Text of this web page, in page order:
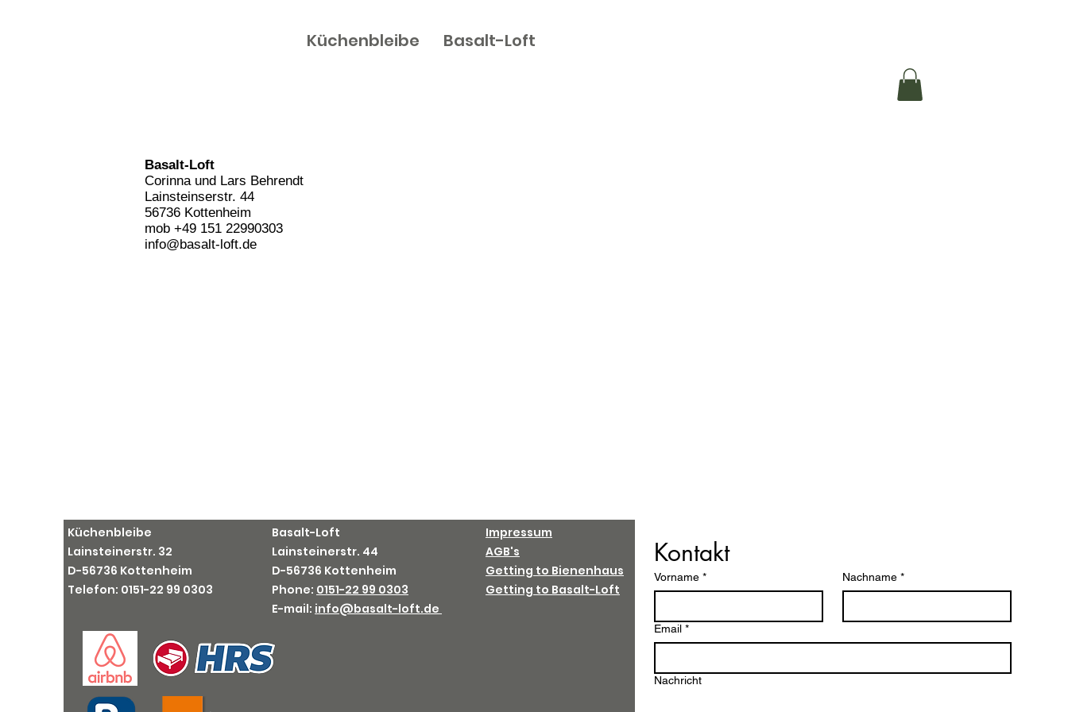
Küchenbleibe Basalt-Loft
Basalt-Loft
Corinna und Lars Behrendt
Lainsteinserstr. 44
56736 Kottenheim
mob +49 151 22990303
info@basalt-loft.de
Basalt-Loft
Lainsteinerstr. 44
D-56736 Kottenheim
Phone: 0151-22 99 0303
E-mail: info@basalt-loft.de
Küchenbleibe
Lainsteinerstr. 32
D-56736 Kottenheim
Telefon: 0151-22 99 0303
Impressum
AGB's
Getting to Bienenhaus
Getting to Basalt-Loft
Kontakt
Vorname * Nachname *
Email *
Nachricht